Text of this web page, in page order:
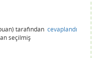
tarafından cevaplandı
seçilmiş